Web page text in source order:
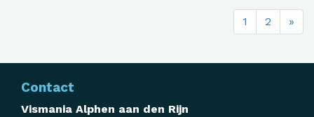
1 2 »
Contact
Vismania Alphen aan den Rijn